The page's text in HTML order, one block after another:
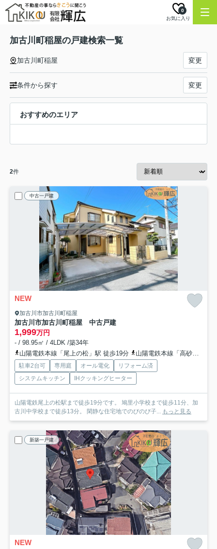
お気に入り
0
加古川町稲屋の戸建検索一覧
加古川町稲屋 変更
条件から探す 変更
おすすめのエリア
2件
中古一戸建
NEW
加古川市加古川町稲屋
加古川市加古川町稲屋 中古戸建
1,999万円
- / 98.95㎡ / 4LDK /築34年
山陽電鉄本線「尾上の松」駅 徒歩19分
山陽電鉄本線「高砂」駅 徒歩33分
駐車2台可 専用庭 オール電化
リフォーム済
システムキッチン
IHクッキングヒーター
山陽電鉄尾上の松駅まで徒歩19分です。 鳩里小学校まで徒歩11分、加
古川中学校まで徒歩13分。 閑静な住宅地でのびのび子... もっと見る
新築一戸建
NEW